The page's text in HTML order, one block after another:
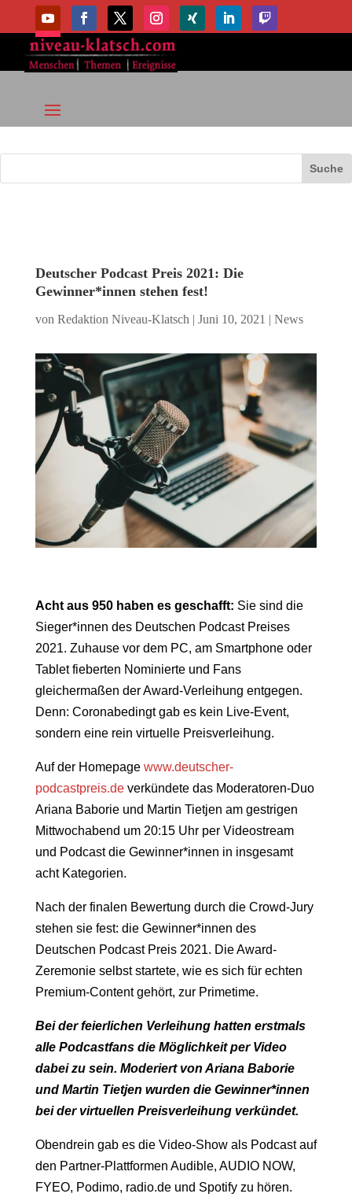
Deutscher Podcast Preis 2021: Die
Gewinner*innen stehen fest!
von Redaktion Niveau-Klatsch | Juni 10, 2021 | News
Acht aus 950 haben es geschafft: Sie sind die
Sieger*innen des Deutschen Podcast Preises
2021. Zuhause vor dem PC, am Smartphone oder
Tablet fieberten Nominierte und Fans
gleichermaßen der Award-Verleihung entgegen.
Denn: Coronabedingt gab es kein Live-Event,
sondern eine rein virtuelle Preisverleihung.
Auf der Homepage www.deutscher-
podcastpreis.deverkündete das Moderatoren-Duo
Ariana Baborie und Martin Tietjen am gestrigen
Mittwochabend um 20:15 Uhr per Videostream
und Podcast die Gewinner*innen in insgesamt
acht Kategorien.
Nach der finalen Bewertung durch die Crowd-Jury
stehen sie fest: die Gewinner*innen des
Deutschen Podcast Preis 2021. Die Award-
Zeremonie selbst startete, wie es sich für echten
Premium-Content gehört, zur Primetime.
Bei der feierlichen Verleihung hatten erstmals
alle Podcastfans die Möglichkeit per Video
dabei zu sein. Moderiert von Ariana Baborie
und Martin Tietjen wurden die Gewinner*innen
bei der virtuellen Preisverleihung verkündet.
Obendrein gab es die Video-Show als Podcast auf
den Partner-Plattformen Audible, AUDIO NOW,
FYEO, Podimo, radio.de und Spotify zu hören.